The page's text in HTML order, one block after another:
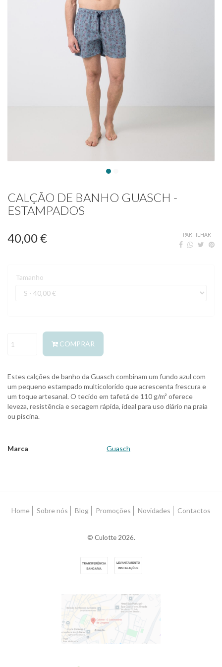
CALÇÃO DE BANHO GUASCH -
ESTAMPADOS
40,00 € PARTILHAR
Tamanho
COMPRAR
Estes calções de banho da Guasch combinam um fundo azul com
um pequeno estampado multicolorido que acrescenta frescura e
um toque artesanal. O tecido em tafetá de 110 g/m² oferece
leveza, resistência e secagem rápida, ideal para uso diário na praia
ou piscina.
Marca
Guasch
Home Sobre nós Blog Promoções Novidades Contactos
© Culotte 2026.